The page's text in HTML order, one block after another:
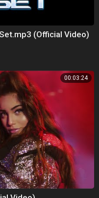
(Official Video)
00:03:24